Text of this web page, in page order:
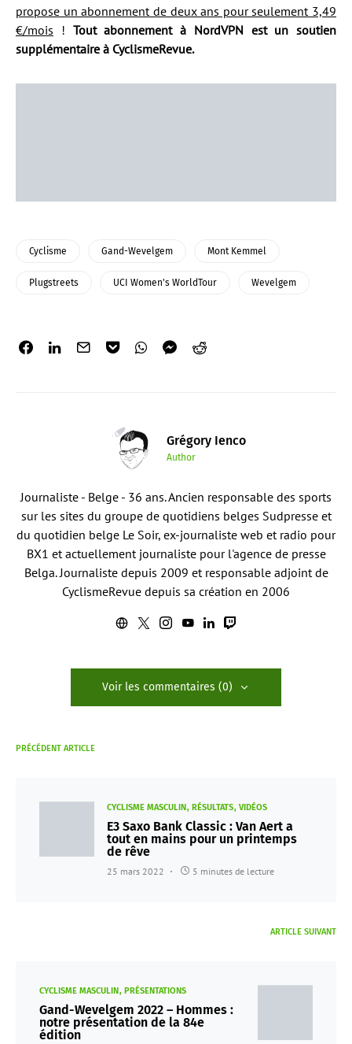
propose un abonnement de deux ans pour seulement 3,49
€/mois ! Tout abonnement à NordVPN est un soutien
supplémentaire à CyclismeRevue.
Cyclisme Gand-Wevelgem Mont Kemmel
Plugstreets UCI Women's WorldTour Wevelgem
Grégory Ienco
Author
Journaliste - Belge - 36 ans. Ancien responsable des sports
sur les sites du groupe de quotidiens belges Sudpresse et
du quotidien belge Le Soir, ex-journaliste web et radio pour
BX1 et actuellement journaliste pour l'agence de presse
Belga. Journaliste depuis 2009 et responsable adjoint de
CyclismeRevue depuis sa création en 2006
Voir les commentaires (0)
PRÉCÉDENT ARTICLE
CYCLISME MASCULIN RÉSULTATS VIDÉOS
E3 Saxo Bank Classic : Van Aert a
tout en mains pour un printemps
de rêve
25 mars 2022 5 minutes de lecture
ARTICLE SUIVANT
CYCLISME MASCULIN PRÉSENTATIONS
Gand-Wevelgem 2022 – Hommes :
notre présentation de la 84e
édition